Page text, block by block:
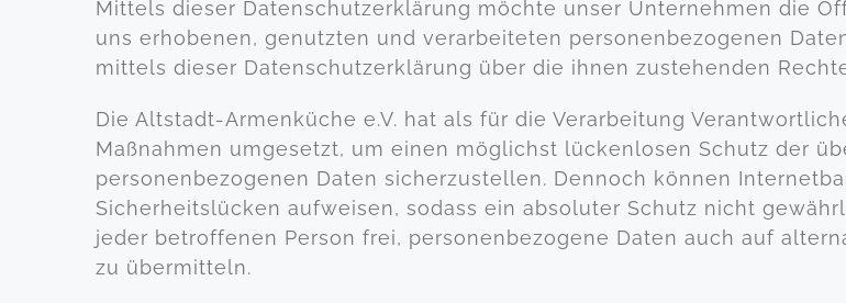
Mittels dieser Datenschutzerklärung möchte unser Unternehmen die
uns erhobenen, genutzten und verarbeiteten personenbezogenen
mittels dieser Datenschutzerklärung über die ihnen zustehenden
Die Altstadt-Armenküche e.V. hat als für die Verarbeitung
Maßnahmen umgesetzt, um einen möglichst lückenlosen Schutz der
personenbezogenen Daten sicherzustellen. Dennoch können
Sicherheitslücken aufweisen, sodass ein absoluter Schutz nicht
jeder betroffenen Person frei, personenbezogene Daten auch auf
zu übermitteln.